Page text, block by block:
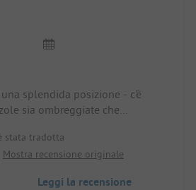
splendida posizione - c'è
sia ombreggiate che
le stoviglie, disponibili. w-
stata tradotta
Mostra recensione originale
Leggi la recensione